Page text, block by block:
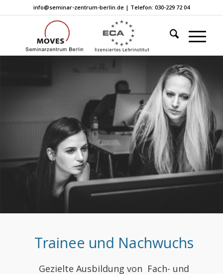
info@seminar-zentrum-berlin.de | Telefon: 030-229 72 04
Trainee und Nachwuchs
Gezielte Ausbildung von Fach- und